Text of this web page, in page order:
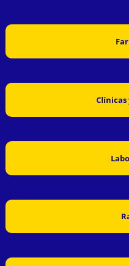
Clínicas